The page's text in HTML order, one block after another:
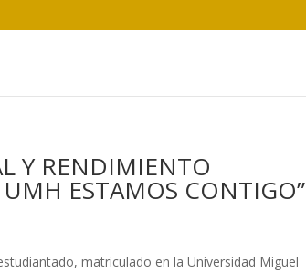
Y RENDIMIENTO
ESTAMOS CONTIGO”
matriculado en la Universidad Miguel